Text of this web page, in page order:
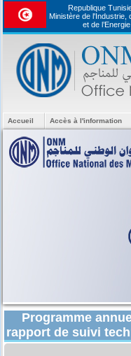
Republique
Ministère de l'Industrie,
et de l’Energie
Accueil Accès à l'information
Programme
rapport de suivi